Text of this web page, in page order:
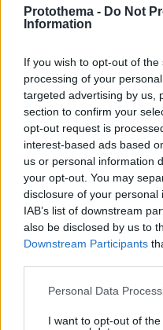
Protothema - Do Not
Information
If you wish to opt-out of
processing of your
targeted advertising by us,
section to confirm your
opt-out request is
interest-based ads based
us or personal information
your opt-out. You may
disclosure of your
IAB’s list of downstream
also be disclosed by us to
Downstream Participants
Please note that this
not limited to your visit or
Personal Data
I want to opt-out of
ασθενης.Ειναι ενας
δεν ασθενει
αυτους που ειναι κι
εμβολιαστηκαν για
ολο αυτο ακομα πιο
ΑΠΑΝΤΗΣΗ
Εεεε
25.11.2021, 20:35
Τι να κάνει και
ΑΠΑΝΤΗΣΗ